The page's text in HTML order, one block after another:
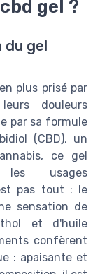
gel ?
du gel
plus prisé par
douleurs
par sa formule
(CBD), un
ce gel
les usages
pas tout : le
sensation de
et d'huile
confèrent
: apaisante et